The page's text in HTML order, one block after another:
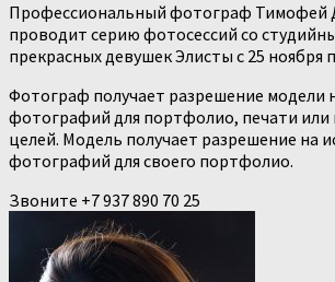
Профессиональный фотограф Тимофей
проводит серию фотосессий со
прекрасных девушек Элисты с 25 ноября
Фотограф получает разрешение модели
фотографий для портфолио, печати или
целей. Модель получает разрешение на
фотографий для своего портфолио.
Звоните +7 937 890 70 25